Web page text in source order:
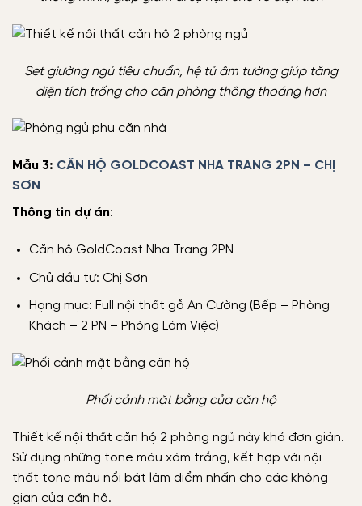
Set giường ngủ tiêu chuẩn, hệ tủ âm tường giúp tăng
diện tích trống cho căn phòng thông thoáng hơn
Mẫu 3: CĂN HỘ GOLDCOAST NHA TRANG 2PN – CHỊ
SƠN
Thông tin dự án:
Căn hộ GoldCoast Nha Trang 2PN
Chủ đầu tư: Chị Sơn
Hạng mục: Full nội thất gỗ An Cường (Bếp – Phòng
Khách – 2 PN – Phòng Làm Việc)
Phối cảnh mặt bằng của căn hộ
Thiết kế nội thất căn hộ 2 phòng ngủ này khá đơn giản.
Sử dụng những tone màu xám trắng, kết hợp với nội
thất tone màu nổi bật làm điểm nhấn cho các không
gian của căn hộ.